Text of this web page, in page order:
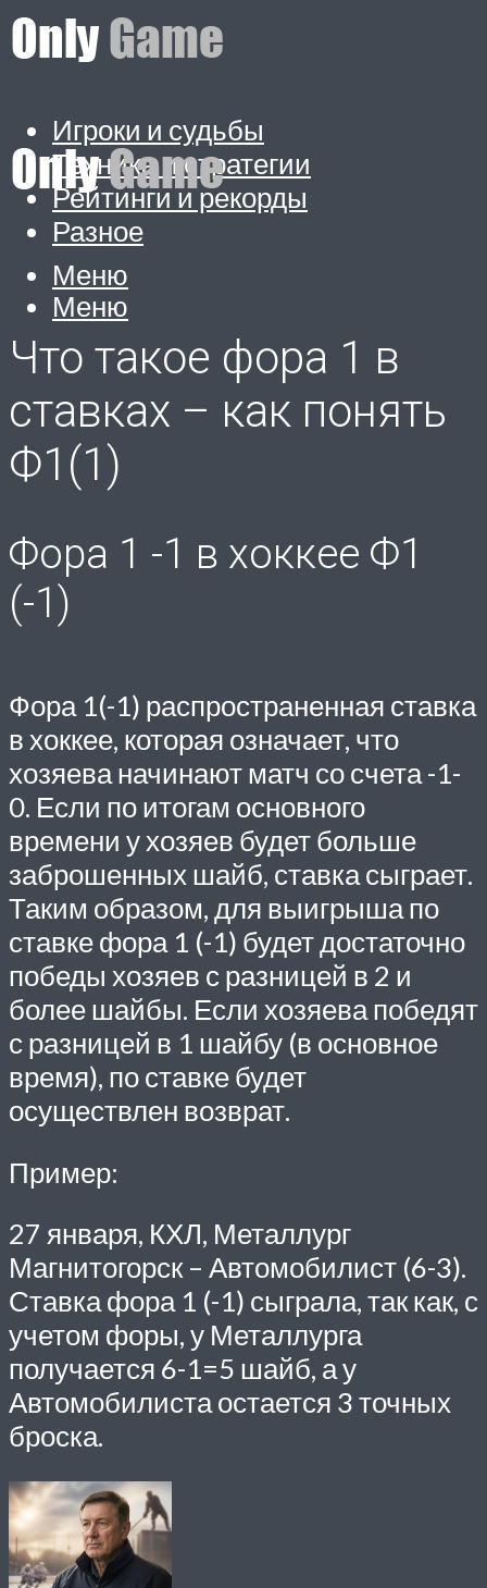
Игроки и судьбы
Техника и стратегии
Рейтинги и рекорды
Разное
Меню
Меню
Что такое фора 1 в
ставках – как понять
Ф1(1)
Фора 1 -1 в хоккее Ф1
(-1)
Фора 1(-1) распространенная ставка
в хоккее, которая означает, что
хозяева начинают матч со счета -1-
0. Если по итогам основного
времени у хозяев будет больше
заброшенных шайб, ставка сыграет.
Таким образом, для выигрыша по
ставке фора 1 (-1) будет достаточно
победы хозяев с разницей в 2 и
более шайбы. Если хозяева победят
с разницей в 1 шайбу (в основное
время), по ставке будет
осуществлен возврат.
Пример:
27 января, КХЛ, Металлург
Магнитогорск – Автомобилист (6-3).
Ставка фора 1 (-1) сыграла, так как, с
учетом форы, у Металлурга
получается 6-1=5 шайб, а у
Автомобилиста остается 3 точных
броска.